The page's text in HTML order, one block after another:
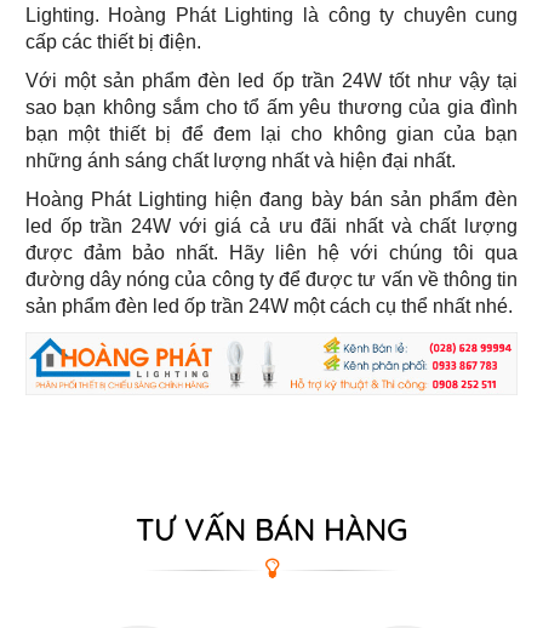
Lighting. Hoàng Phát Lighting là công ty chuyên cung
cấp các thiết bị điện.
Với một sản phẩm đèn led ốp trần 24W tốt như vậy tại
sao bạn không sắm cho tổ ấm yêu thương của gia đình
bạn một thiết bị để đem lại cho không gian của bạn
những ánh sáng chất lượng nhất và hiện đại nhất.
Hoàng Phát Lighting hiện đang bày bán sản phẩm đèn
led ốp trần 24W với giá cả ưu đãi nhất và chất lượng
được đảm bảo nhất. Hãy liên hệ với chúng tôi qua
đường dây nóng của công ty để được tư vấn về thông tin
sản phẩm đèn led ốp trần 24W một cách cụ thể nhất nhé.
TƯ VẤN BÁN HÀNG